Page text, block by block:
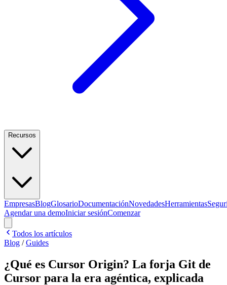
Recursos
EmpresasBlogGlosarioDocumentaciónNovedadesHerramientas
Agendar una demoIniciar sesiónComenzar
Todos los artículos
Blog /Guides
¿Qué es Cursor Origin? La forja Git de
Cursor para la era agéntica, explicada